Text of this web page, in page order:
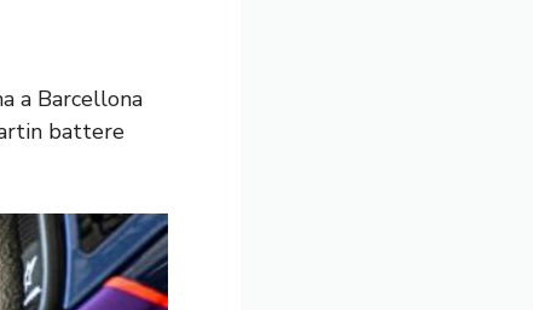
a Barcellona
battere